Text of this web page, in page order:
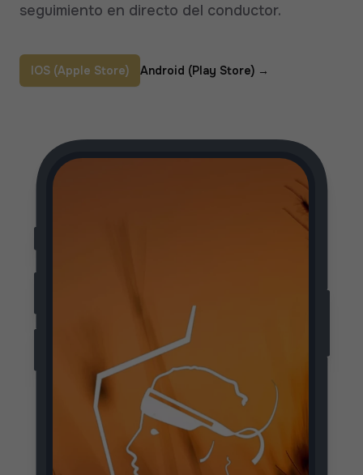
seguimiento en directo del conductor.
IOS (Apple Store) Android (Play Store) →